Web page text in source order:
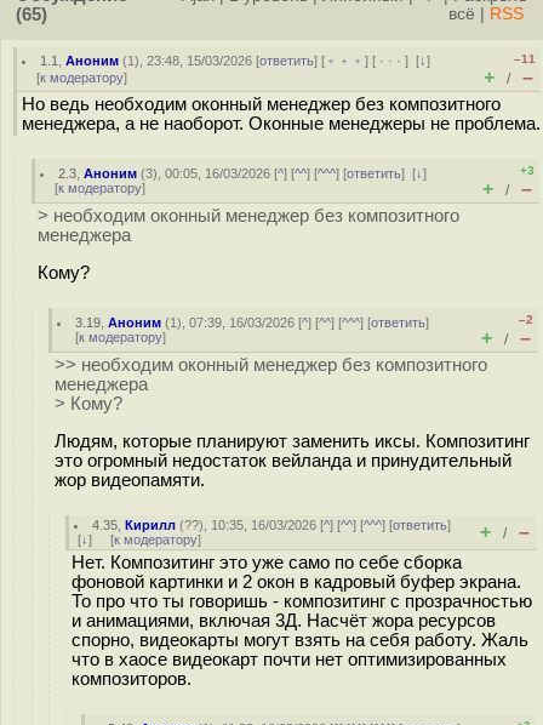
(65)
всё
RSS
1.1 ,Аноним (1), 23:48, 15/03/2026 [ответить] [ ﹢﹢﹢] [ · · ·][↓]
[к модератору]
–11
+ / –
Но ведь необходим оконный менеджер без композитного
менеджера, а не наоборот. Оконные менеджеры не проблема.
2.3 ,Аноним (3), 00:05, 16/03/2026 [^] [^^] [^^^] [ответить][↓]
[к модератору]
+3
+ / –
> необходим оконный менеджер без композитного
менеджера
Кому?
3.19 ,Аноним (1), 07:39, 16/03/2026 [^] [^^] [^^^] [ответить]
[к модератору]
–2
+ / –
>> необходим оконный менеджер без композитного
менеджера
> Кому?
Людям, которые планируют заменить иксы. Композитинг
это огромный недостаток вейланда и принудительный
жор видеопамяти.
4.35 ,Кирилл (??), 10:35, 16/03/2026 [^] [^^] [^^^] [ответить]
[↓] [к модератору] + / –
Нет. Композитинг это уже само по себе сборка
фоновой картинки и 2 окон в кадровый буфер экрана.
То про что ты говоришь - композитинг с прозрачностью
и анимациями, включая 3Д. Насчёт жора ресурсов
спорно, видеокарты могут взять на себя работу. Жаль
что в хаосе видеокарт почти нет оптимизированных
композиторов.